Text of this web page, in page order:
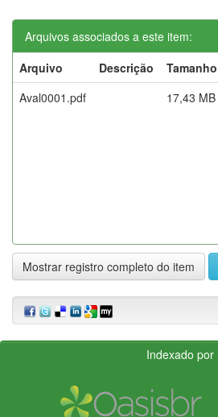
Arquivos associados a este item:
Arquivo
Descrição Tamanho
Aval0001.pdf
17,43 MB
Mostrar registro completo do item
Indexado por